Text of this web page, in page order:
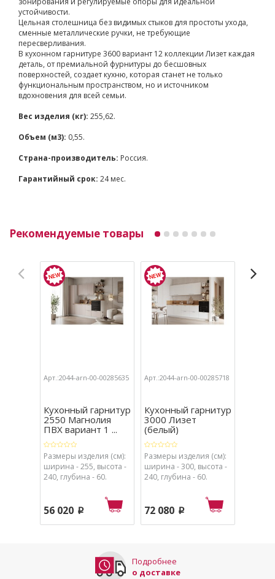
устойчивости.
Цельная столешница без видимых стыков для простоты ухода,
сменные металлические ручки, не требующие
пересверливания.
В кухонном гарнитуре 3600 вариант 12 коллекции Лизет каждая
деталь, от премиальной фурнитуры до бесшовных
поверхностей, создает кухню, которая станет не только
функциональным пространством, но и источником
вдохновения для всей семьи.
Вес изделия (кг): 255,62.
Объем (м3): 0,55.
Страна-производитель: Россия.
Гарантийный срок: 24 мес.
Рекомендуемые товары
Арт.:2044-arn-00-00285635
Кухонный гарнитур
2550 Магнолия
ПВХ вариант 1 ...
Размеры изделия (см):
ширина - 255, высота -
240, глубина - 60.
56 020 p
Арт.:2044-arn-00-00285718
Кухонный гарнитур
3000 Лизет
(белый)
Размеры изделия (см):
ширина - 300, высота -
240, глубина - 60.
72 080 p
Подробнее
о доставке